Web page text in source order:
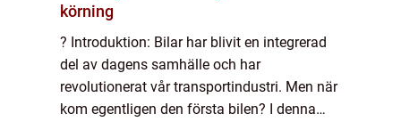
körning
? Introduktion: Bilar har blivit en integrerad
del av dagens samhälle och har
revolutionerat vår transportindustri. Men när
kom egentligen den första bilen? I denna